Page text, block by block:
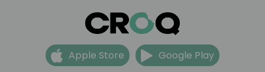
Apple Store Google Play